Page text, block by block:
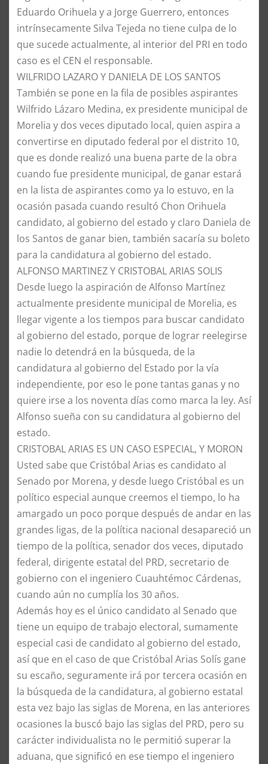
Eduardo Orihuela y a Jorge Guerrero, entonces
intrínsecamente Silva Tejeda no tiene culpa de lo
que sucede actualmente, al interior del PRI en todo
caso es el CEN el responsable.
​WILFRIDO LAZARO Y DANIELA DE LOS SANTOS
​También se pone en la fila de posibles aspirantes
Wilfrido Lázaro Medina, ex presidente municipal de
Morelia y dos veces diputado local, quien aspira a
convertirse en diputado federal por el distrito 10,
que es donde realizó una buena parte de la obra
cuando fue presidente municipal, de ganar estará
en la lista de aspirantes como ya lo estuvo, en la
ocasión pasada cuando resultó Chon Orihuela
candidato, al gobierno del estado y claro Daniela de
los Santos de ganar bien, también sacaría su boleto
para la candidatura al gobierno del estado.
​ALFONSO MARTINEZ Y CRISTOBAL ARIAS SOLIS
​Desde luego la aspiración de Alfonso Martínez
actualmente presidente municipal de Morelia, es
llegar vigente a los tiempos para buscar candidato
al gobierno del estado, porque de lograr reelegirse
nadie lo detendrá en la búsqueda, de la
candidatura al gobierno del Estado por la vía
independiente, por eso le pone tantas ganas y no
quiere irse a los noventa días como marca la ley. Así
Alfonso sueña con su candidatura al gobierno del
estado.
​CRISTOBAL ARIAS ES UN CASO ESPECIAL, Y MORON
​Usted sabe que Cristóbal Arias es candidato al
Senado por Morena, y desde luego Cristóbal es un
político especial aunque creemos el tiempo, lo ha
amargado un poco porque después de andar en las
grandes ligas, de la política nacional desapareció un
tiempo de la política, senador dos veces, diputado
federal, dirigente estatal del PRD, secretario de
gobierno con el ingeniero Cuauhtémoc Cárdenas,
cuando aún no cumplía los 30 años.
​Además hoy es el único candidato al Senado que
tiene un equipo de trabajo electoral, sumamente
especial casi de candidato al gobierno del estado,
así que en el caso de que Cristóbal Arias Solís gane
su escaño, seguramente irá por tercera ocasión en
la búsqueda de la candidatura, al gobierno estatal
esta vez bajo las siglas de Morena, en las anteriores
ocasiones la buscó bajo las siglas del PRD, pero su
carácter individualista no le permitió superar la
aduana, que significó en ese tiempo el ingeniero